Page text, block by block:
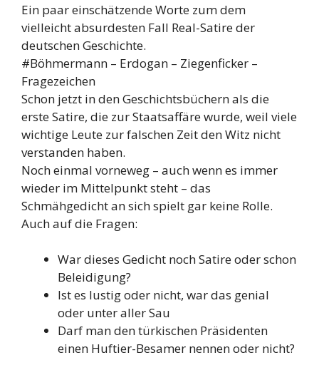
Ein paar einschätzende Worte zum dem
vielleicht absurdesten Fall Real-Satire der
deutschen Geschichte.
#Böhmermann – Erdogan – Ziegenficker –
Fragezeichen
Schon jetzt in den Geschichtsbüchern als die
erste Satire, die zur Staatsaffäre wurde, weil viele
wichtige Leute zur falschen Zeit den Witz nicht
verstanden haben.
Noch einmal vorneweg – auch wenn es immer
wieder im Mittelpunkt steht – das
Schmähgedicht an sich spielt gar keine Rolle.
Auch auf die Fragen:
War dieses Gedicht noch Satire oder schon
Beleidigung?
Ist es lustig oder nicht, war das genial
oder unter aller Sau
Darf man den türkischen Präsidenten
einen Huftier-Besamer nennen oder nicht?